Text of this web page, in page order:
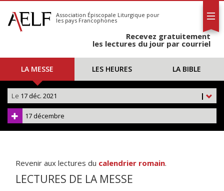
S'abonner
Calendrier
Association Épiscopale Liturgique pour
les pays Francophones
Recevez gratuitement
les lectures du jour par courriel
LA MESSE LES HEURES LA BIBLE
|
Le 17 déc. 2021
17 décembre
Revenir aux lectures du calendrier romain.
LECTURES DE LA MESSE